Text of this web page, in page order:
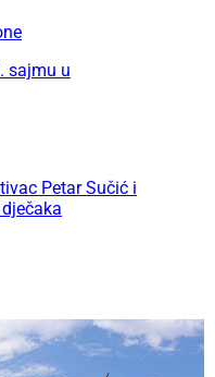
sajmu u
Petar Sučić i